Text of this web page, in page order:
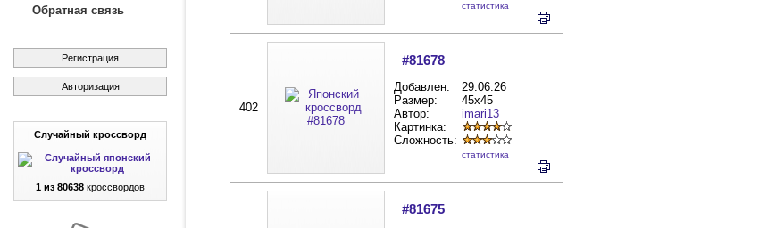
Обратная связь
Регистрация
Авторизация
Случайный кроссворд
1 из 80638 кроссвордов
cтатистика
402
#81678
Добавлен:
29.06.26
Размер:
45x45
Автор:
imari13
Картинка:
Сложность:
cтатистика
#81675